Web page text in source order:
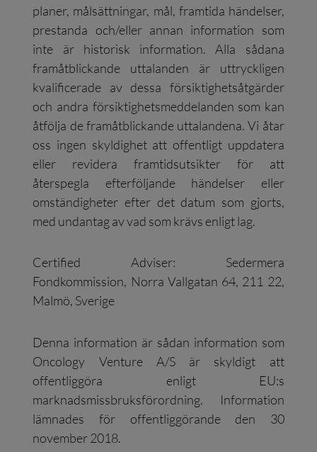
planer, målsättningar, mål, framtida händelser,
prestanda och/eller annan information som
inte är historisk information. Alla sådana
framåtblickande uttalanden är uttryckligen
kvalificerade av dessa försiktighetsåtgärder
och andra försiktighetsmeddelanden som kan
åtfölja de framåtblickande uttalandena. Vi åtar
oss ingen skyldighet att offentligt uppdatera
eller revidera framtidsutsikter för att
återspegla efterföljande händelser eller
omständigheter efter det datum som gjorts,
med undantag av vad som krävs enligt lag.
Certified Adviser: Sedermera
Fondkommission, Norra Vallgatan 64, 211 22,
Malmö, Sverige
Denna information är sådan information som
Oncology Venture A/S är skyldigt att
offentliggöra enligt EU:s
marknadsmissbruksförordning. Information
lämnades för offentliggörande den 30
november 2018.